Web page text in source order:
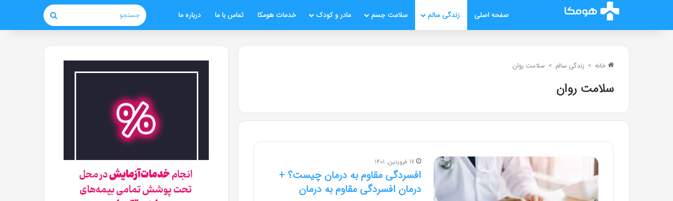
صفحه اصلی زندگی سالم سلامت جسم مادر و کودک خدمات هومکا تماس با ما درباره ما جستجو
خانه > زندگی سالم > سلامت روان
سلامت روان
17 فروردین, 1401
افسردگی مقاوم به درمان چیست؟ +
درمان افسردگی مقاوم به درمان